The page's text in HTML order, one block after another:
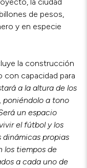
de pesos,
y en especie
la construcción
capacidad para
a la altura de los
poniéndolo a tono
un espacio
el fútbol y los
propias
los tiempos de
a cada uno de